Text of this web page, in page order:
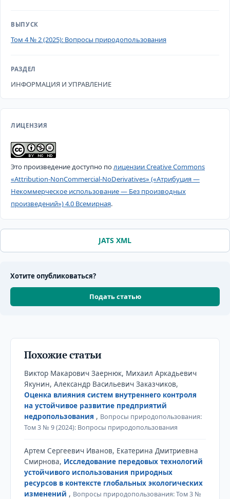
ВЫПУСК
Том 4 № 2 (2025): Вопросы природопользования
РАЗДЕЛ
ИНФОРМАЦИЯ И УПРАВЛЕНИЕ
ЛИЦЕНЗИЯ
Это произведение доступно полицензии Creative Commons
«Attribution-NonCommercial-NoDerivatives» («Атрибуция —
Некоммерческое использование — Без производных
произведений») 4.0 Всемирная.
JATS XML
Хотите опубликоваться?
Подать статью
Похожие статьи
Виктор Макарович Заернюк, Михаил Аркадьевич
Якунин, Александр Васильевич Заказчиков,
Оценка влияния систем внутреннего контроля
на устойчивое развитие предприятий
недропользования , Вопросы природопользования:
Том 3 № 9 (2024): Вопросы природопользования
Артем Сергеевич Иванов, Екатерина Дмитриевна
Смирнова, Исследование передовых технологий
устойчивого использования природных
ресурсов в контексте глобальных экологических
изменений , Вопросы природопользования: Том 3 №